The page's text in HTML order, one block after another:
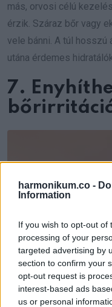
harmonikum.co -
Information
If you wish to opt-out of
processing of your
targeted advertising by
section to confirm your
opt-out request is
interest-based ads
us or personal
más, orvosi célú
érzik. Száraz bőr vagy
vele bánni. A túl
utána érdemes
7.